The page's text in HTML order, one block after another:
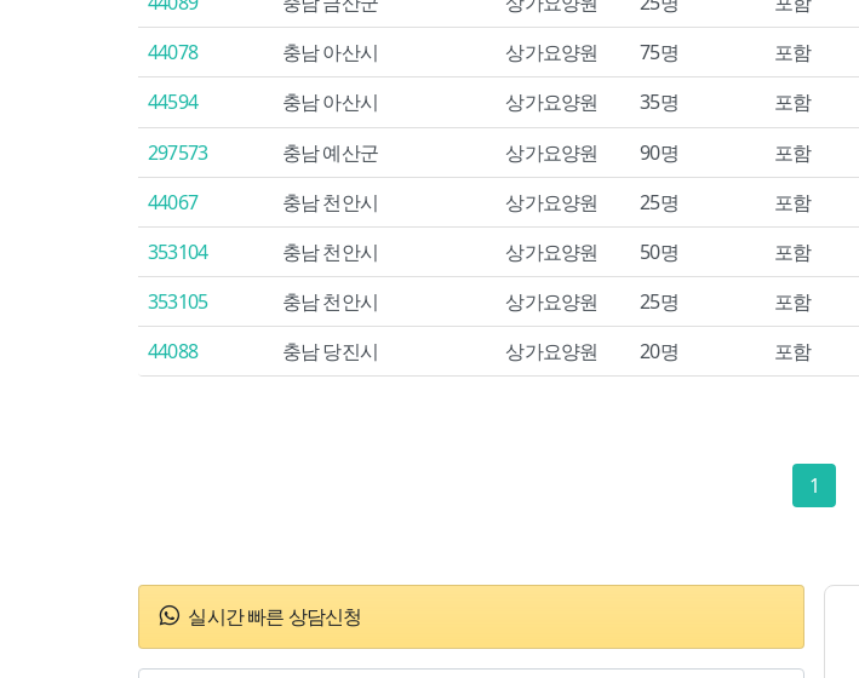
실시간 빠른 상담신청
44078
충남 아산시 상가요양원 75명 포함
44594
충남 아산시 상가요양원 35명 포함
297573
충남 예산군 상가요양원 90명 포함
44067
충남 천안시 상가요양원 25명 포함
353104
충남 천안시 상가요양원 50명 포함
353105
충남 천안시 상가요양원 25명 포함
44088
충남 당진시 상가요양원 20명 포함
1